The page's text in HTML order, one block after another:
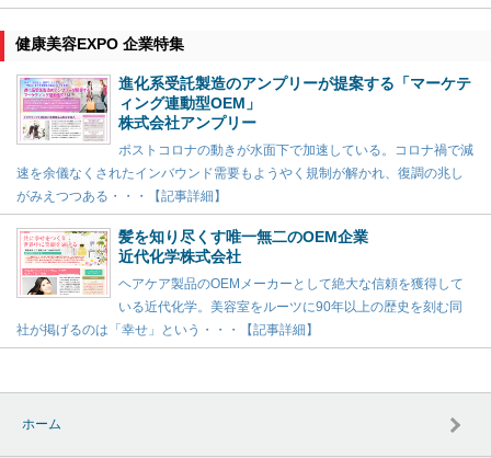
健康美容EXPO 企業特集
進化系受託製造のアンプリーが提案する「マーケテ
ィング連動型OEM」
株式会社アンプリー
ポストコロナの動きが水面下で加速している。コロナ禍で減
速を余儀なくされたインバウンド需要もようやく規制が解かれ、復調の兆し
がみえつつある・・・【記事詳細】
髪を知り尽くす唯一無二のOEM企業
近代化学株式会社
ヘアケア製品のOEMメーカーとして絶大な信頼を獲得して
いる近代化学。美容室をルーツに90年以上の歴史を刻む同
社が掲げるのは「幸せ」という・・・【記事詳細】
ホーム